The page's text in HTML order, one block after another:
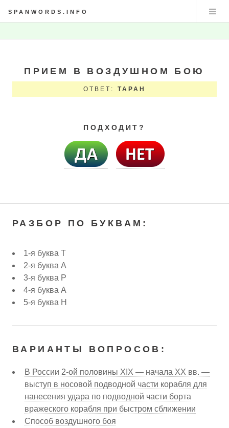
SPANWORDS.INFO
ПРИЕМ В ВОЗДУШНОМ БОЮ
ОТВЕТ: ТАРАН
ПОДХОДИТ?
РАЗБОР ПО БУКВАМ:
1-я буква Т
2-я буква А
3-я буква Р
4-я буква А
5-я буква Н
ВАРИАНТЫ ВОПРОСОВ:
В России 2-ой половины XIX — начала XX вв. —
выступ в носовой подводной части корабля для
нанесения удара по подводной части борта
вражеского корабля при быстром сближении
Способ воздушного боя